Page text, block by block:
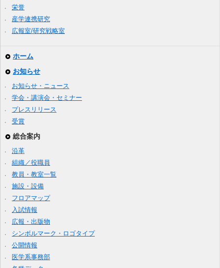
栄誉
産学連携研究
広報室/研究戦略室
ホーム
お知らせ
お知らせ・ニュース
学会・講演会・セミナー
プレスリリース
受賞
総合案内
沿革
組織／役職員
教員・教室一覧
施設・設備
フロアマップ
入試情報
広報・出版物
シンボルマーク・ロゴタイプ
公開情報
医学系事務部